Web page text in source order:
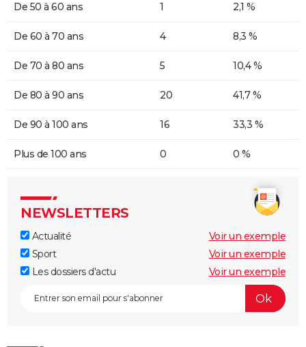
De 50 à 60 ans 1 2,1 %
De 60 à 70 ans 4 8,3 %
De 70 à 80 ans 5 10,4 %
De 80 à 90 ans 20 41,7 %
De 90 à 100 ans 16 33,3 %
Plus de 100 ans 0 0 %
NEWSLETTERS
Actualité
Voir un exemple
Sport
Voir un exemple
Les dossiers d'actu
Voir un exemple